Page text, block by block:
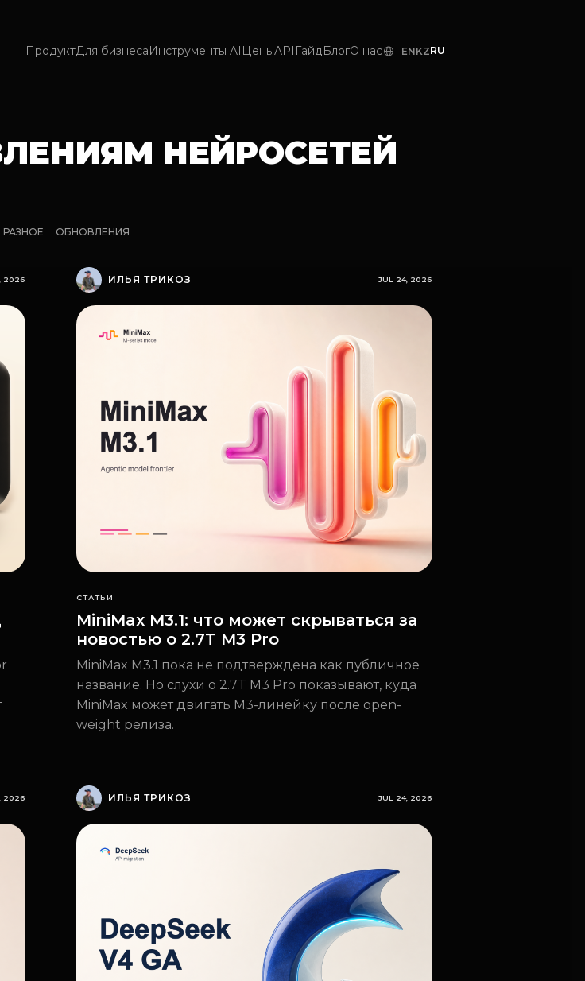
ПродуктДля бизнесаИнструменты AI ЦеныAPI ГайдБлогО нас ENKZRU
НЕЙРОСЕТЕЙ
РАЗНОЕ ОБНОВЛЕНИЯ
2026 ИЛЬЯ ТРИКОЗ JUL 24, 2026
СТАТЬИ
MiniMax M3.1: что может скрываться за
новостью о 2.7T M3 Pro
MiniMax M3.1 пока не подтверждена как публичное
название. Но слухи о 2.7T M3 Pro показывают, куда
MiniMax может двигать M3-линейку после open-
weight релиза.
2026 ИЛЬЯ ТРИКОЗ JUL 24, 2026